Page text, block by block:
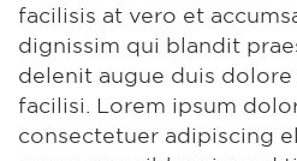
facilisis at vero et
dignissim qui blandit
delenit augue duis
facilisi. Lorem ipsum
consectetuer adipiscing